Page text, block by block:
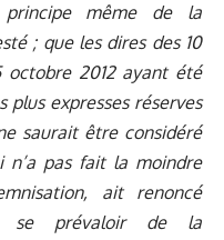
même de la
; que les dires des 10
2012 ayant été
plus expresses réserves
saurait être considéré
n’a pas fait la moindre
ait renoncé
se prévaloir de la